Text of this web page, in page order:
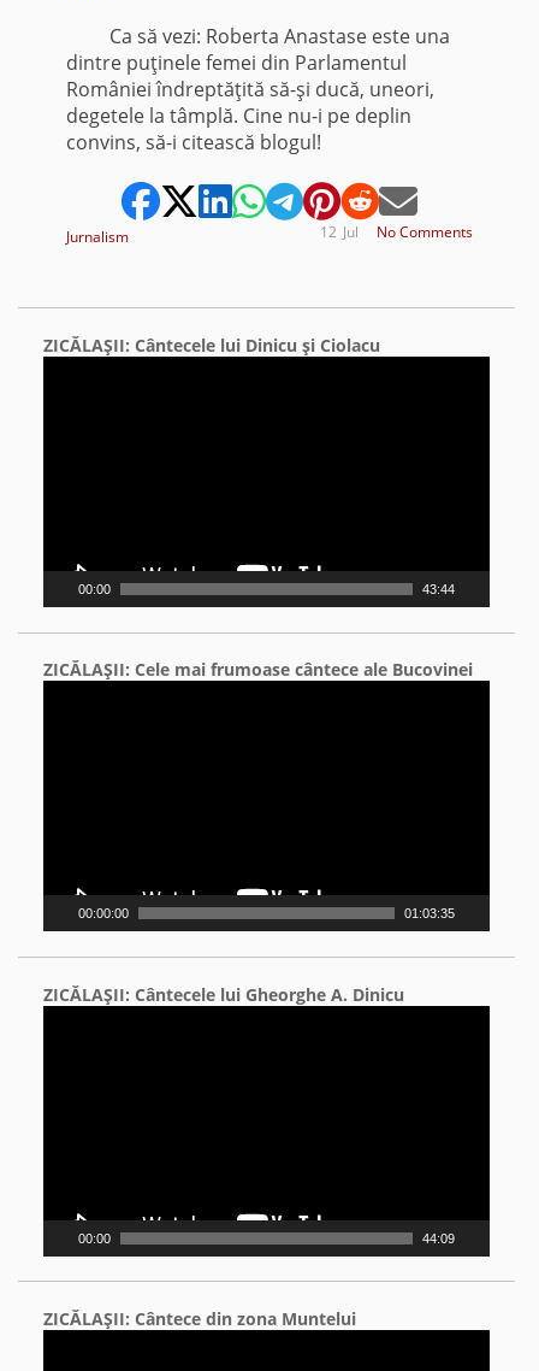
Ca să vezi: Roberta Anastase este una
dintre puţinele femei din Parlamentul
României îndreptăţită să-şi ducă, uneori,
degetele la tâmplă. Cine nu-i pe deplin
convins, să-i citească blogul!
Jurnalism No Comments
Jul
12
ZICĂLAŞII: Cântecele lui Dinicu şi Ciolacu
00:00 43:44
ZICĂLAŞII: Cele mai frumoase cântece ale Bucovinei
00:00:00 01:03:35
ZICĂLAŞII: Cântecele lui Gheorghe A. Dinicu
00:00 44:09
ZICĂLAŞII: Cântece din zona Muntelui